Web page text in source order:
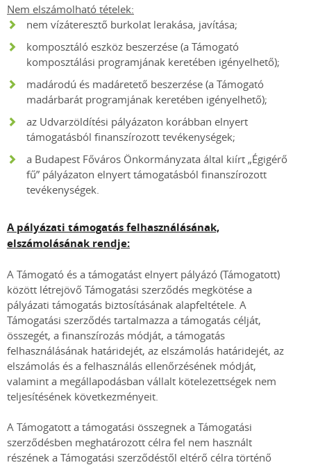
Nem elszámolható tételek:
nem vízáteresztő burkolat lerakása, javítása;
komposztáló eszköz beszerzése (a Támogató
komposztálási programjának keretében igényelhető);
madárodú és madáretető beszerzése (a Támogató
madárbarát programjának keretében igényelhető);
az Udvarzöldítési pályázaton korábban elnyert
támogatásból finanszírozott tevékenységek;
a Budapest Főváros Önkormányzata által kiírt „Égigérő
fű” pályázaton elnyert támogatásból finanszírozott
tevékenységek.
A pályázati támogatás felhasználásának,
elszámolásának rendje:
A Támogató és a támogatást elnyert pályázó (Támogatott)
között létrejövő Támogatási szerződés megkötése a
pályázati támogatás biztosításának alapfeltétele. A
Támogatási szerződés tartalmazza a támogatás célját,
összegét, a finanszírozás módját, a támogatás
felhasználásának határidejét, az elszámolás határidejét, az
elszámolás és a felhasználás ellenőrzésének módját,
valamint a megállapodásban vállalt kötelezettségek nem
teljesítésének következményeit.
A Támogatott a támogatási összegnek a Támogatási
szerződésben meghatározott célra fel nem használt
részének a Támogatási szerződéstől eltérő célra történő